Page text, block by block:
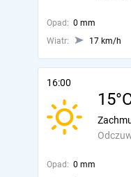
Opad: 0 mm
Wiatr:
17 km/h
16:00
Opad: 0 mm